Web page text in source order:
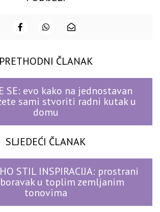
PRETHODNI ČLANAK
SE: evo kako na jednostavan
sami stvoriti radni kutak u
domu
SLJEDEĆI ČLANAK
STIL INSPIRACIJA: prostrani
u toplim zemljanim
tonovima